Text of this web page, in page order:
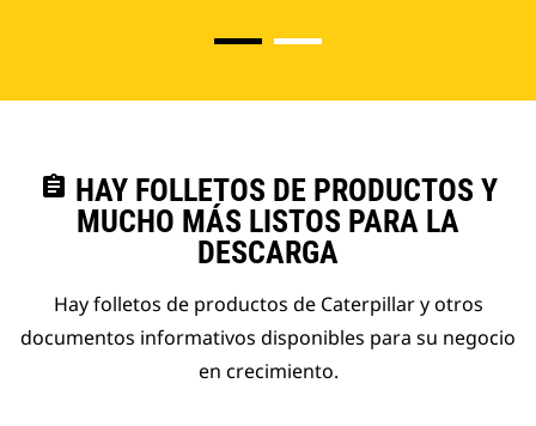
assignment HAY FOLLETOS DE PRODUCTOS Y
MUCHO MÁS LISTOS PARA LA
DESCARGA
Hay folletos de productos de Caterpillar y otros
documentos informativos disponibles para su negocio
en crecimiento.